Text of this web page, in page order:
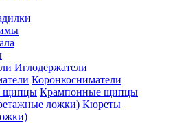
Иглодержатели
Коронкосниматели
Крампонные щипцы
Кюреты